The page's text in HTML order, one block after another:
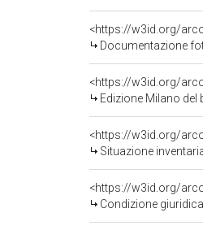
Documentazione
<https://w3id.org/
Edizione Milano del
<https://w3id.org/
Situazione
<https://w3id.org/
Condizione